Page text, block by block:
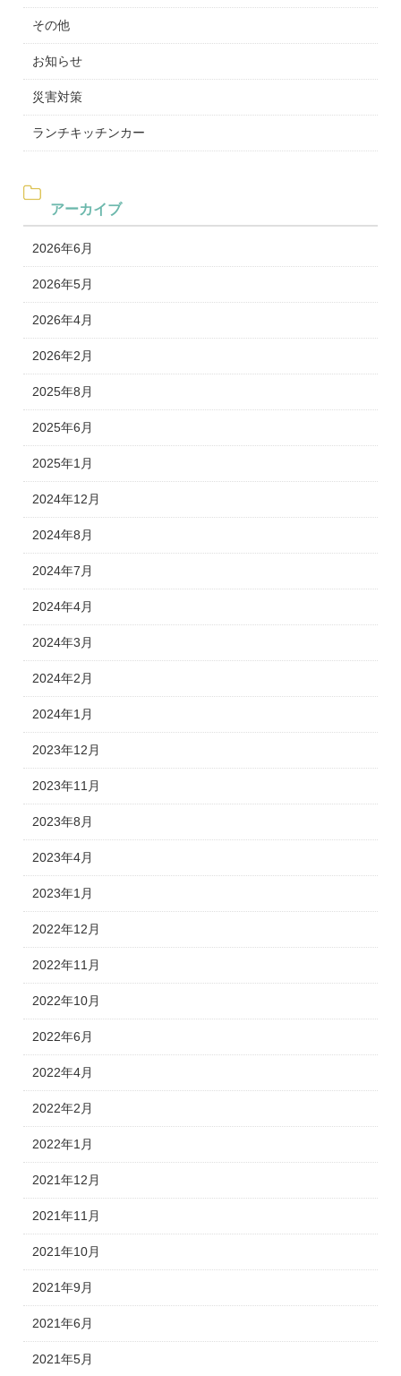
その他
お知らせ
災害対策
ランチキッチンカー
アーカイブ
2026年6月
2026年5月
2026年4月
2026年2月
2025年8月
2025年6月
2025年1月
2024年12月
2024年8月
2024年7月
2024年4月
2024年3月
2024年2月
2024年1月
2023年12月
2023年11月
2023年8月
2023年4月
2023年1月
2022年12月
2022年11月
2022年10月
2022年6月
2022年4月
2022年2月
2022年1月
2021年12月
2021年11月
2021年10月
2021年9月
2021年6月
2021年5月